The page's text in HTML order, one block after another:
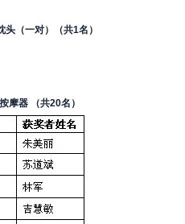
（一对）（共1名）
摩器 （共20名）